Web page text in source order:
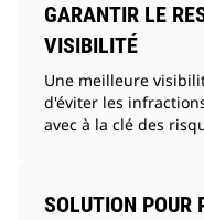
GARANTIR LE
VISIBILITÉ
Une meilleure
d'éviter les
avec à la clé des
SOLUTION POUR